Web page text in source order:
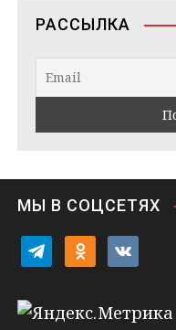
e
a
n
o
k
i
РАССЫЛКА
МЫ В СОЦСЕТЯХ
e
l
d
o
v
k
n